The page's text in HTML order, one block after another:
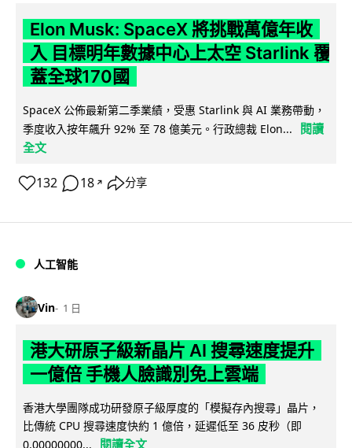
Elon Musk: SpaceX 將挑戰萬億年收
入 目標明年數據中心上太空 Starlink 覆
蓋全球170國
SpaceX 公佈最新第二季業績，受惠 Starlink 與 AI 業務帶動，
季度收入按年飆升 92% 至 78 億美元。行政總裁 Elon...
閱讀
全文
132 18 ↗ 分享
人工智能
Vin 1 日
港大研原子級新晶片 AI 搜尋速度提升
一億倍 手機人臉識別免上雲端
香港大學團隊成功研發原子級厚度的「模擬存內搜尋」晶片，
比傳統 CPU 搜尋速度快約 1 億倍，延遲低至 36 皮秒（即
0.00000000...
閱讀全文